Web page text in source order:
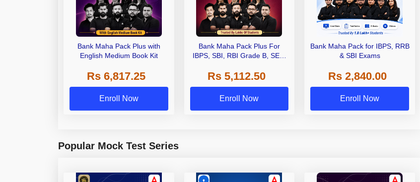
Bank Maha Pack Plus with
English Medium Book Kit
Rs 6,817.25
Enroll Now
Bank Maha Pack Plus For
IBPS, SBI, RBI Grade B, SEBI
Other Grade A & Grade B Bank
Exams
Rs 5,112.50
Enroll Now
Bank Maha Pack for IBPS, RRB
& SBI Exams
Rs 2,840.00
Enroll Now
Popular Mock Test Series